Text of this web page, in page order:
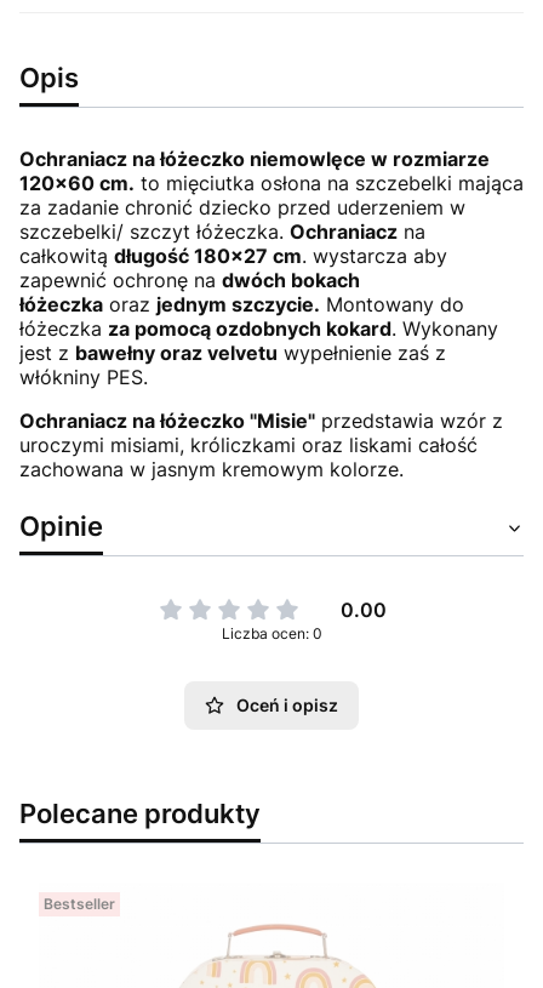
Opis
Ochraniacz na łóżeczko niemowlęce w rozmiarze
120x60 cm. to mięciutka osłona na szczebelki mająca
za zadanie chronić dziecko przed uderzeniem w
szczebelki/ szczyt łóżeczka. Ochraniacz na
całkowitą długość 180x27 cm. wystarcza aby
zapewnić ochronę na dwóch bokach
łóżeczka oraz jednym szczycie. Montowany do
łóżeczka za pomocą ozdobnych kokard. Wykonany
jest z bawełny oraz velvetu wypełnienie zaś z
włókniny PES.
Ochraniacz na łóżeczko "Misie" przedstawia wzór z
uroczymi misiami, króliczkami oraz liskami całość
zachowana w jasnym kremowym kolorze.
Opinie
0.00
Liczba ocen: 0
Oceń i opisz
Polecane produkty
Bestseller